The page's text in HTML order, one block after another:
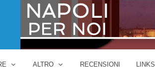
ALTRO RECENSIONI LINKS